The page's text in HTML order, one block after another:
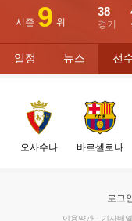
시즌 9 위 경기
38
일정 뉴스 선
오사수나 바르셀로나
로그
이용약관 · 기사배